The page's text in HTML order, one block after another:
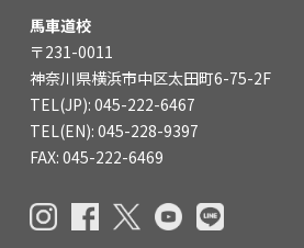
馬車道校
〒231-0011
神奈川県横浜市中区太田町6-75-2F
TEL(JP): 045-222-6467
TEL(EN): 045-228-9397
FAX: 045-222-6469